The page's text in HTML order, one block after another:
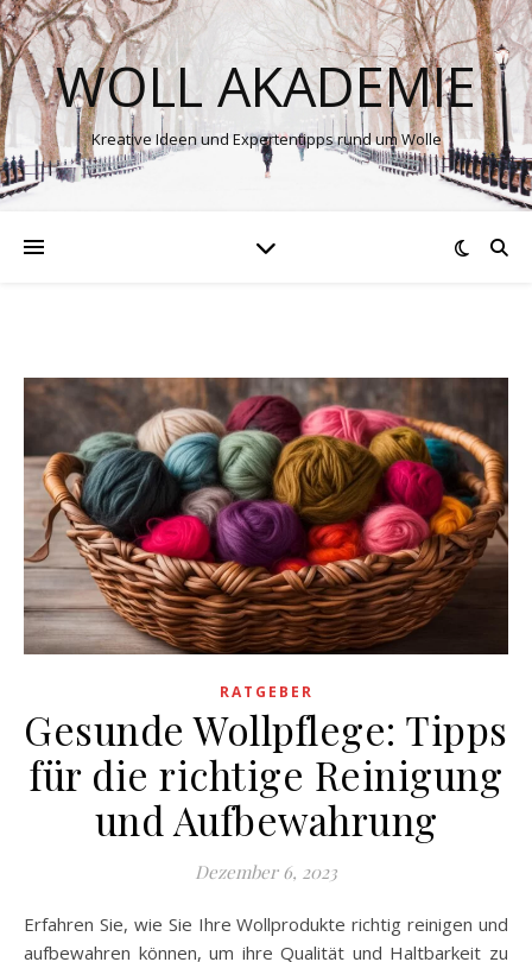
WOLL AKADEMIE
Kreative Ideen und Expertentipps rund um Wolle
RATGEBER
Gesunde Wollpflege: Tipps
für die richtige Reinigung
und Aufbewahrung
Dezember 6, 2023
Erfahren Sie, wie Sie Ihre Wollprodukte richtig reinigen und
aufbewahren können, um ihre Qualität und Haltbarkeit zu